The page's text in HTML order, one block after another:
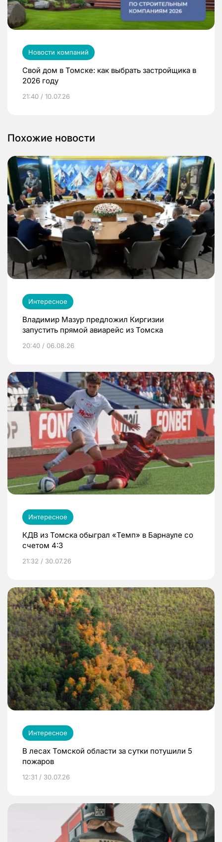
Новости компаний
Свой дом в Томске: как выбрать застройщика в
2026 году
21:40 / 10.07.26
Похожие новости
Интересное
Владимир Мазур предложил Киргизии
запустить прямой авиарейс из Томска
20:40 / 06.08.26
Интересное
КДВ из Томска обыграл «Темп» в Барнауле со
счетом 4:3
21:32 / 30.07.26
Интересное
В лесах Томской области за сутки потушили 5
пожаров
12:31 / 30.07.26